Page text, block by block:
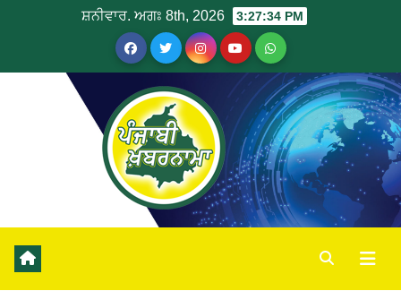
ਸ਼ਨੀਵਾਰ. ਅਗਃ 8th, 2026 3:27:35 PM